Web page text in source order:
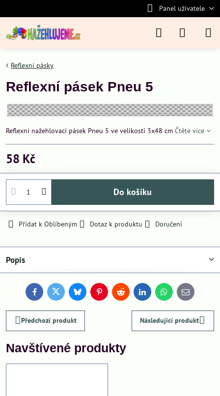
Panel uživatele
Reflexní pásky
Reflexní pásek Pneu 5
Reflexní nažehlovací pásek Pneu 5 ve velikosti 3x48 cm Čtěte více
58 Kč
Do košíku
Přidat k Oblíbeným Dotaz k produktu Doručení
Popis
FacebookTwitterBlueskyPinterestReddit LinkedInWhatsApp
E-
mail
Předchozí produkt Následující produkt
Navštívené produkty